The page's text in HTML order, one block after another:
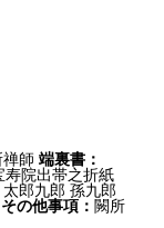
師 端裏書：
寿院出帯之折紙
郎九郎 孫九郎
その他事項： 闕所